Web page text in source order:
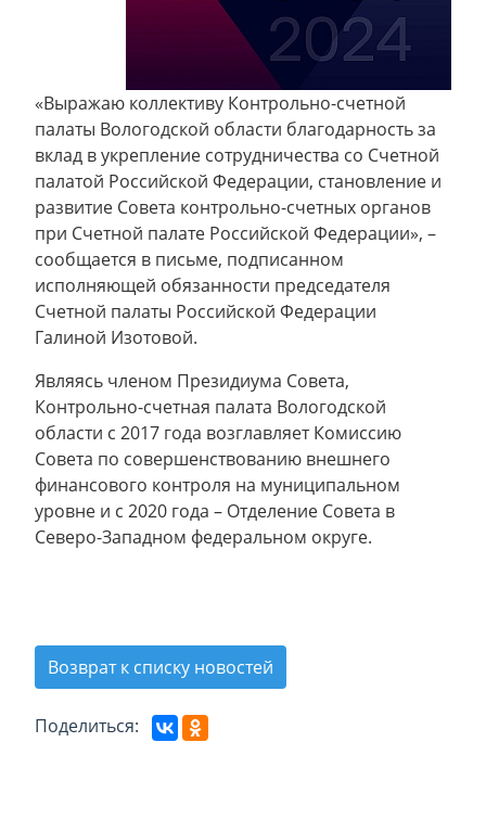
«Выражаю коллективу Контрольно-счетной
палаты Вологодской области благодарность за
вклад в укрепление сотрудничества со Счетной
палатой Российской Федерации, становление и
развитие Совета контрольно-счетных органов
при Счетной палате Российской Федерации», –
сообщается в письме, подписанном
исполняющей обязанности председателя
Счетной палаты Российской Федерации
Галиной Изотовой.
Являясь членом Президиума Совета,
Контрольно-счетная палата Вологодской
области с 2017 года возглавляет Комиссию
Совета по совершенствованию внешнего
финансового контроля на муниципальном
уровне и с 2020 года – Отделение Совета в
Северо-Западном федеральном округе.
Возврат к списку новостей
Поделиться: